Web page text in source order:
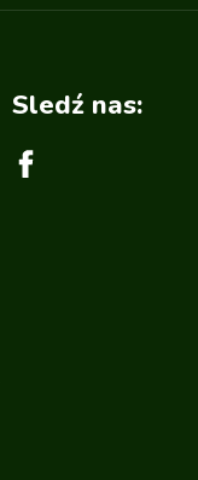
Sledź nas: